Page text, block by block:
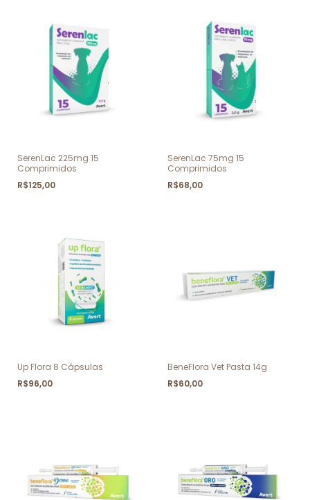
SerenLac 225mg 15
Comprimidos
R$125,00
SerenLac 75mg 15
Comprimidos
R$68,00
Up Flora 8 Cápsulas
R$96,00
BeneFlora Vet Pasta 14g
R$60,00